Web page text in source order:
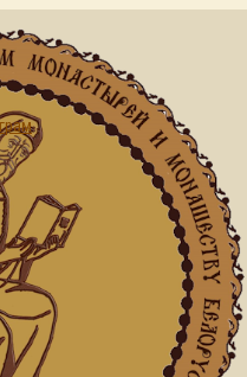
Новости